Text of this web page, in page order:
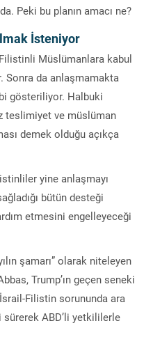
Peki bu planın amacı ne?
İsteniyor
Filistinli Müslümanlara kabul
Sonra da anlaşmamakta
gösteriliyor. Halbuki
teslimiyet ve müslüman
demek olduğu açıkça
yine anlaşmayı
bütün desteği
etmesini engelleyeceği
şamarı” olarak niteleyen
Trump’ın geçen seneki
Filistin sorununda ara
ABD’li yetkililerle